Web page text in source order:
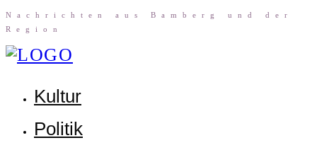
Nach­rich­ten aus Bam­berg und der
Region
Kul­tur
Poli­tik